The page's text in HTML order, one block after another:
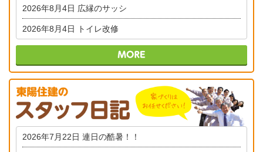
2026年8月4日 広縁のサッシ
2026年8月4日 トイレ改修
2026年7月22日 連日の酷暑！！